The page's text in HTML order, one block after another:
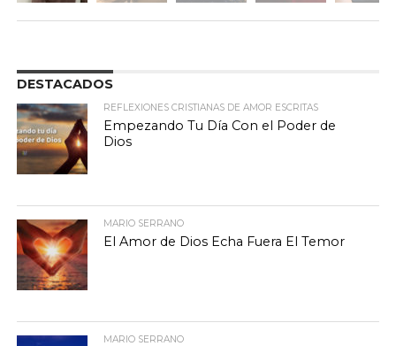
DESTACADOS
REFLEXIONES CRISTIANAS DE AMOR ESCRITAS
Empezando Tu Día Con el Poder de
Dios
MARIO SERRANO
El Amor de Dios Echa Fuera El Temor
MARIO SERRANO